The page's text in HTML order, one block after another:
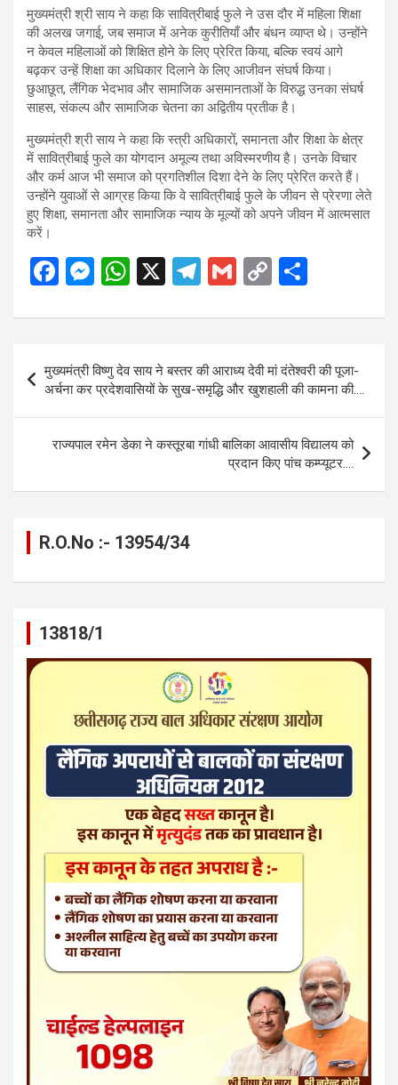
मुख्यमंत्री श्री साय ने कहा कि सावित्रीबाई फुले ने उस दौर में महिला शिक्षा
की अलख जगाई, जब समाज में अनेक कुरीतियाँ और बंधन व्याप्त थे। उन्होंने
न केवल महिलाओं को शिक्षित होने के लिए प्रेरित किया, बल्कि स्वयं आगे
बढ़कर उन्हें शिक्षा का अधिकार दिलाने के लिए आजीवन संघर्ष किया।
छुआछूत, लैंगिक भेदभाव और सामाजिक असमानताओं के विरुद्ध उनका संघर्ष
साहस, संकल्प और सामाजिक चेतना का अद्वितीय प्रतीक है।
मुख्यमंत्री श्री साय ने कहा कि स्त्री अधिकारों, समानता और शिक्षा के क्षेत्र
में सावित्रीबाई फुले का योगदान अमूल्य तथा अविस्मरणीय है। उनके विचार
और कर्म आज भी समाज को प्रगतिशील दिशा देने के लिए प्रेरित करते हैं।
उन्होंने युवाओं से आग्रह किया कि वे सावित्रीबाई फुले के जीवन से प्रेरणा लेते
हुए शिक्षा, समानता और सामाजिक न्याय के मूल्यों को अपने जीवन में आत्मसात
करें।
F
ce
b
o
o
k
M
se
n
g
er
W
at
A
p
p
X
T
e
gr
a
m
G
ail
C
py
Li
n
k
ar
e
navigation
मुख्यमंत्री विष्णु देव साय ने बस्तर की आराध्य देवी मां दंतेश्वरी की पूजा-
अर्चना कर प्रदेशवासियों के सुख-समृद्धि और खुशहाली की कामना की….
राज्यपाल रमेन डेका ने कस्तूरबा गांधी बालिका आवासीय विद्यालय को
प्रदान किए पांच कम्प्यूटर….
R.O.No :- 13954/34
13818/1